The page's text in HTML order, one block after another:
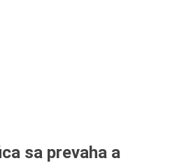
sa prevaha a